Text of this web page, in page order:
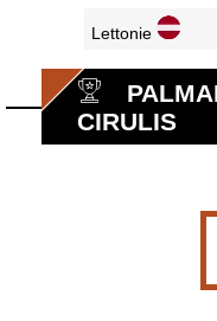
Lettonie
CIRULIS